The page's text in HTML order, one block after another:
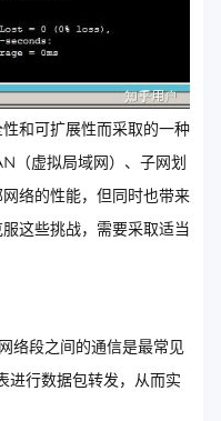
和可扩展性而采取的一种
（虚拟局域网）、子网划
络的性能，但同时也带来
这些挑战，需要采取适当
络段之间的通信是最常见
进行数据包转发，从而实